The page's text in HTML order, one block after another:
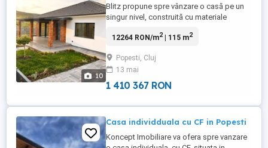
10
Blitz propune spre vânzare o casă pe un
singur nivel, construită cu materiale
mp și o terasă amenajată cu pergolă
2 cm + sticlă pe profil, accesul fiind
asigurat printr-o ușă glisantă. Casa este
construită pe un teren ...
12264 RON/m2| 115 m2
Popesti, Cluj
13 mai
1 410 367 RON
Casa individduala cu CF in Popesti
Koncept Imobiliare va ofera spre vanzare